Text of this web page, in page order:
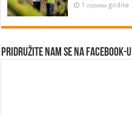
1 седмица godina
Pridružite nam se na Facebook-u